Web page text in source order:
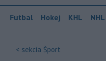
Futbal Hokej KHL NHL
< sekcia Šport